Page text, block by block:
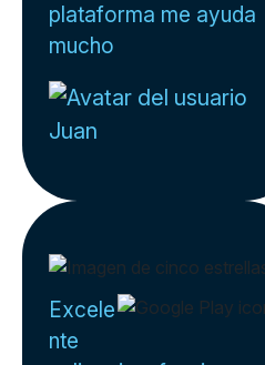
plataforma me ayuda
mucho
Juan
Excele
nte